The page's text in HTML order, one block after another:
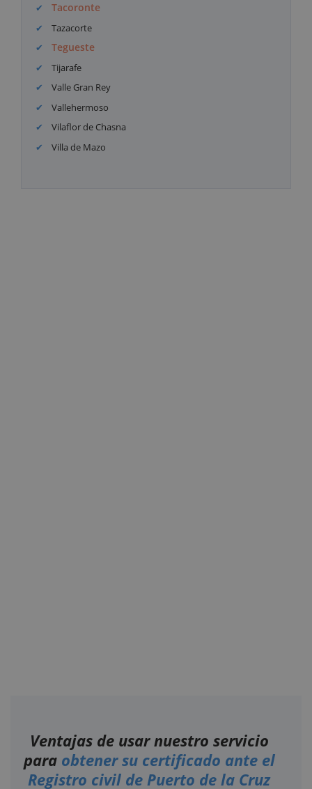
Tacoronte
Tazacorte
Tegueste
Tijarafe
Valle Gran Rey
Vallehermoso
Vilaflor de Chasna
Villa de Mazo
Ventajas de usar nuestro servicio
para obtener su certificado ante el
Registro civil de Puerto de la Cruz